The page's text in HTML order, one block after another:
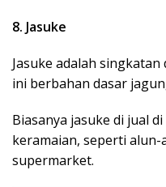
8. Jasuke
Jasuke adalah
ini berbahan dasar
Biasanya jasuke di jual
keramaian, seperti alun-
supermarket.